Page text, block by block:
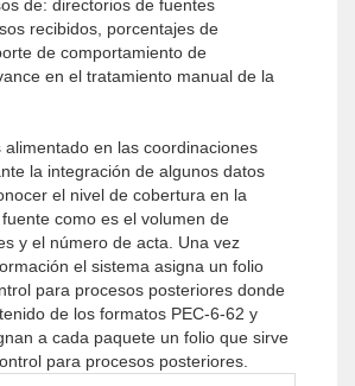
de: directorios de fuentes
recibidos, porcentajes de
de comportamiento de
en el tratamiento manual de la
alimentado en las coordinaciones
la integración de algunos datos
el nivel de cobertura en la
como es el volumen de
y el número de acta. Una vez
el sistema asigna un folio
para procesos posteriores donde
de los formatos PEC-6-62 y
a cada paquete un folio que sirve
para procesos posteriores.